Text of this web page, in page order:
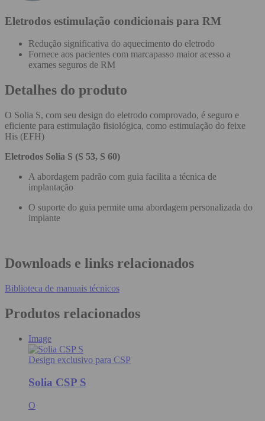
Eletrodos estimulação condicionais para RM
Redução significativa do aquecimento do eletrodo
Fornece aos pacientes com marcapasso maior acesso a
exames seguros de RM
Detalhes do produto
O Solia S, com seu design do eletrodo comprovado, é seguro e
eficiente para estimulação fisiológica, como estimulação do feixe
His (EFH)
Eletrodos Solia S (S 53, S 60)
A abordagem padrão com guia facilita a técnica de
implantação
O suporte do guia permite uma abordagem personalizada do
implante
Downloads e links relacionados
Biblioteca de manuais técnicos
Produtos relacionados
Image
Design exclusivo para CSP
Solia CSP S
O